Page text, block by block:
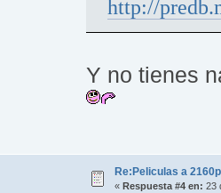
http://
Y no tienes
Re:Peliculas a
« Respuesta #4 en: 23